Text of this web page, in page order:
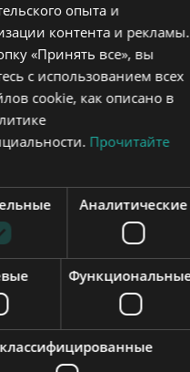
531.000 HUF
• 100 m
ДОБАВИТЬ В
ITALIAN
SPANISH
RUSSIAN
опыта и
контента и рекламы.
«Принять все», вы
с использованием всех
cookie, как описано в
Прочитайте
Аналитические